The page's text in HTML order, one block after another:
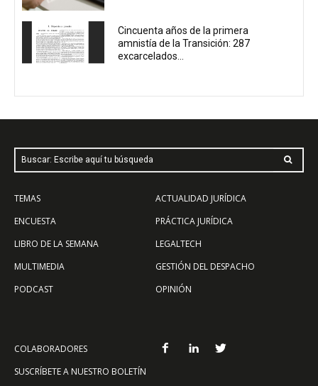
Cincuenta años de la primera
amnistía de la Transición: 287
excarcelados...
Buscar: Escribe aquí tu búsqueda
TEMAS
ENCUESTA
LIBRO DE LA SEMANA
MULTIMEDIA
PODCAST
ACTUALIDAD JURÍDICA
PRÁCTICA JURÍDICA
LEGALTECH
GESTIÓN DEL DESPACHO
OPINIÓN
COLABORADORES
SUSCRÍBETE A NUESTRO BOLETÍN